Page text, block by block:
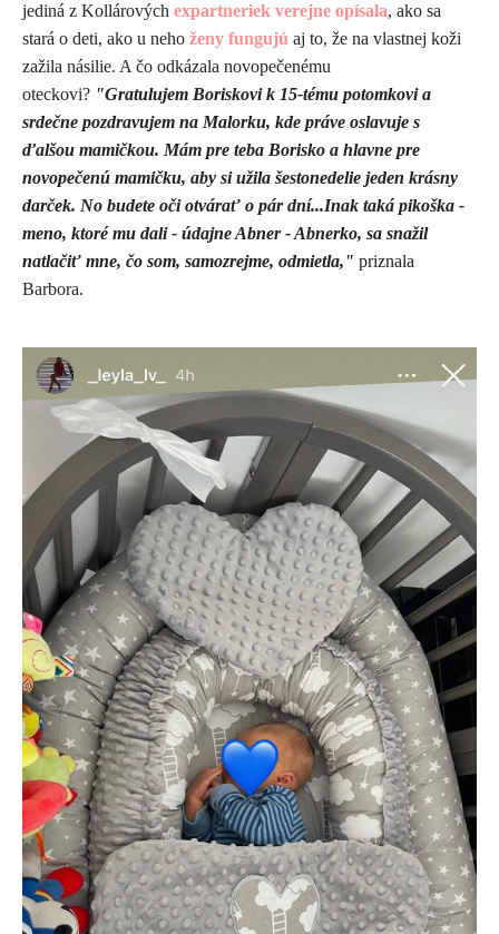
jediná z Kollárových expartneriek verejne opísala, ako sa
stará o deti, ako u neho ženy fungujú aj to, že na vlastnej koži
zažila násilie. A čo odkázala novopečenému
oteckovi? "Gratulujem Boriskovi k 15-tému potomkovi a
srdečne pozdravujem na Malorku, kde práve oslavuje s
ďalšou mamičkou. Mám pre teba Borisko a hlavne pre
novopečenú mamičku, aby si užila šestonedelie jeden krásny
darček. No budete oči otvárať o pár dní...Inak taká pikoška -
meno, ktoré mu dali - údajne Abner - Abnerko, sa snažil
natlačiť mne, čo som, samozrejme, odmietla," priznala
Barbora.